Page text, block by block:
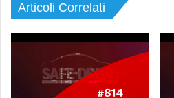
Articoli Correlati